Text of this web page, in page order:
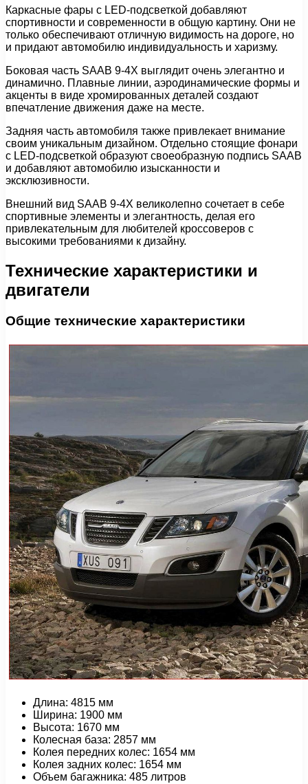
Каркасные фары с LED-подсветкой добавляют
спортивности и современности в общую картину. Они не
только обеспечивают отличную видимость на дороге, но
и придают автомобилю индивидуальность и харизму.
Боковая часть SAAB 9-4X выглядит очень элегантно и
динамично. Плавные линии, аэродинамические формы и
акценты в виде хромированных деталей создают
впечатление движения даже на месте.
Задняя часть автомобиля также привлекает внимание
своим уникальным дизайном. Отдельно стоящие фонари
с LED-подсветкой образуют своеобразную подпись SAAB
и добавляют автомобилю изысканности и
эксклюзивности.
Внешний вид SAAB 9-4X великолепно сочетает в себе
спортивные элементы и элегантность, делая его
привлекательным для любителей кроссоверов с
высокими требованиями к дизайну.
Технические характеристики и
двигатели
Общие технические характеристики
Длина: 4815 мм
Ширина: 1900 мм
Высота: 1670 мм
Колесная база: 2857 мм
Колея передних колес: 1654 мм
Колея задних колес: 1654 мм
Объем багажника: 485 литров